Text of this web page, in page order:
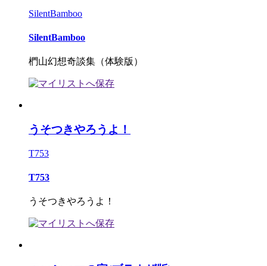
SilentBamboo
SilentBamboo
椚山幻想奇談集（体験版）
うそつきやろうよ！
T753
T753
うそつきやろうよ！